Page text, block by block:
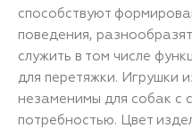
способствуют
поведения,
служить в том числе
для перетяжки. Игрушки
незаменимы для собак с
потребностью. Цвет